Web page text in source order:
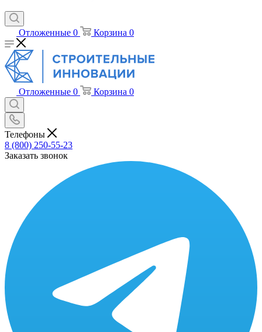
Отложенные 0 Корзина 0
Отложенные 0 Корзина 0
Телефоны
8 (800) 250-55-23
Заказать звонок